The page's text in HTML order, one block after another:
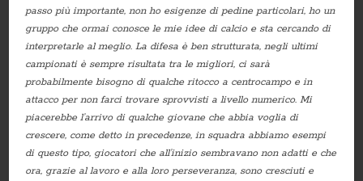
passo più importante, non ho esigenze di pedine particolari, ho un
gruppo che ormai conosce le mie idee di calcio e sta cercando di
interpretarle al meglio. La difesa è ben strutturata, negli ultimi
campionati è sempre risultata tra le migliori, ci sarà
probabilmente bisogno di qualche ritocco a centrocampo e in
attacco per non farci trovare sprovvisti a livello numerico. Mi
piacerebbe l’arrivo di qualche giovane che abbia voglia di
crescere, come detto in precedenze, in squadra abbiamo esempi
di questo tipo, giocatori che all’inizio sembravano non adatti e che
ora, grazie al lavoro e alla loro perseveranza, sono cresciuti e